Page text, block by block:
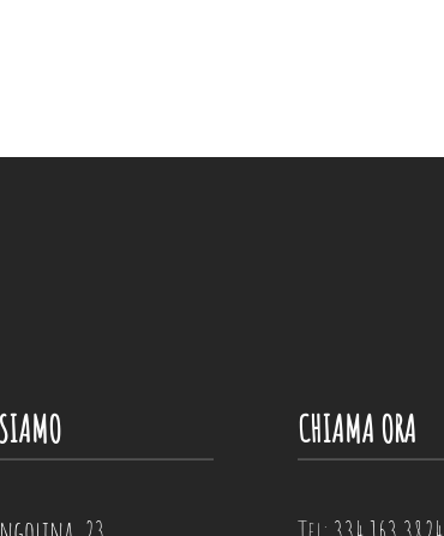
CHIAMA ORA